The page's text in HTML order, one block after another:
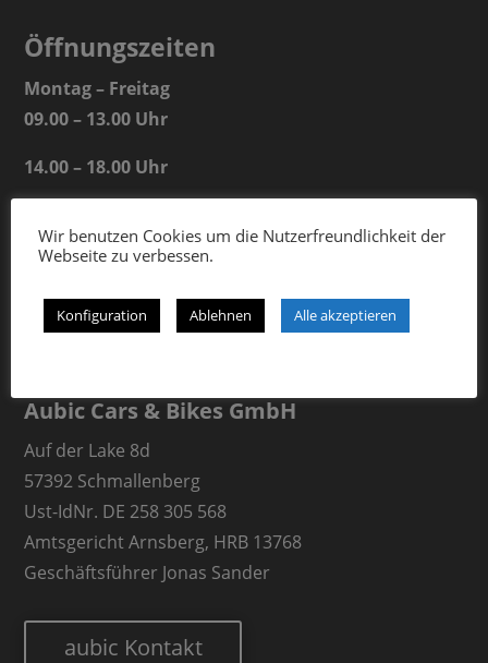
Öffnungszeiten
Montag – Freitag
09.00 – 13.00 Uhr
14.00 – 18.00 Uhr
09.00 – 13.00 Uhr
Aubic Cars & Bikes GmbH
Auf der Lake 8d
57392 Schmallenberg
Ust-IdNr. DE 258 305 568
Amtsgericht Arnsberg, HRB 13768
Geschäftsführer Jonas Sander
aubic Kontakt
Wir benutzen Cookies um die Nutzerfreundlichkeit der
Webseite zu verbessen.
Konfiguration Ablehnen Alle akzeptieren